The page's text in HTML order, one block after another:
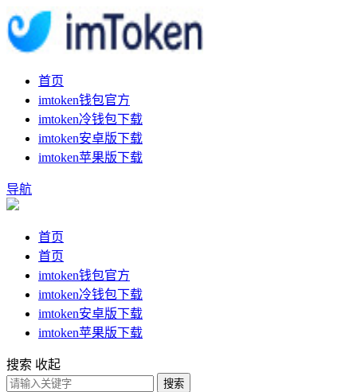
首页
imtoken钱包官方
imtoken冷钱包下载
imtoken安卓版下载
imtoken苹果版下载
导航
首页
首页
imtoken钱包官方
imtoken冷钱包下载
imtoken安卓版下载
imtoken苹果版下载
搜索 收起
搜索